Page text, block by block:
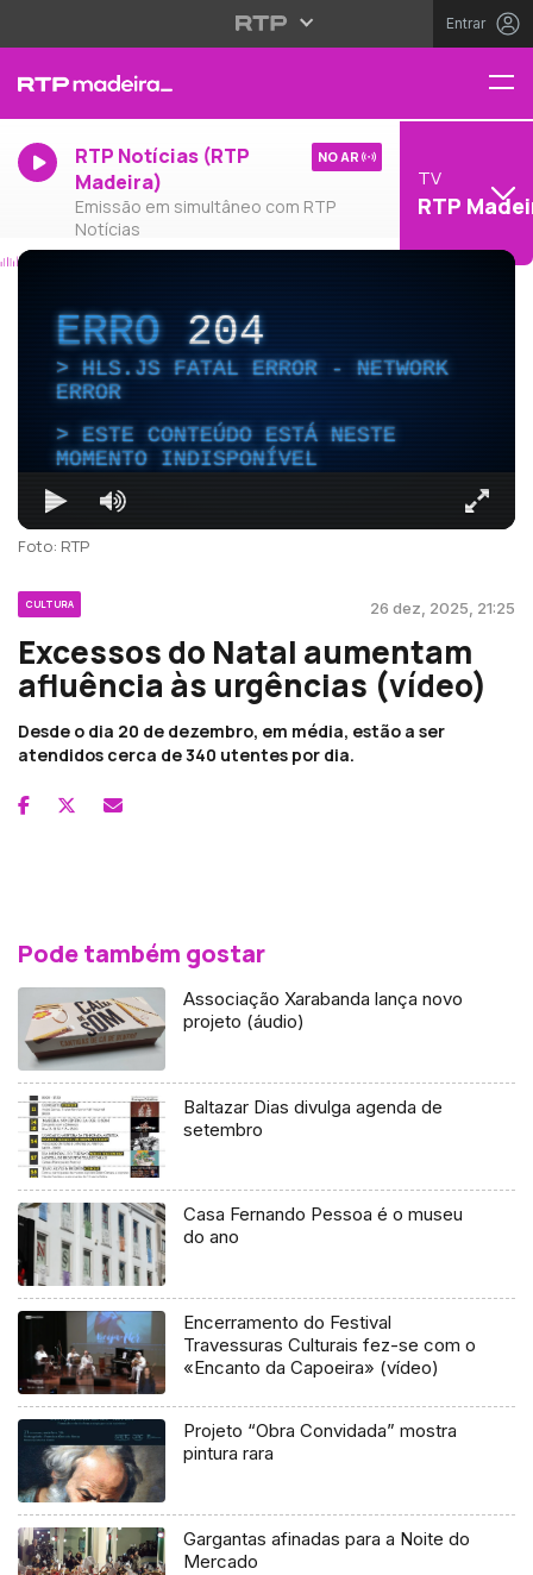
Entrar
RTP Notícias (RTP
Madeira)
Emissão em simultâneo com RTP
Notícias
NO AR
TV
RTP
ERRO204
HLS.JS FATAL ERROR - NETWORK
ERROR
ESTE CONTEÚDO ESTÁ NESTE
MOMENTO INDISPONÍVEL
Foto: RTP
CULTURA 26 dez, 2025, 21:25
Excessos do Natal aumentam
afluência às urgências (vídeo)
Desde o dia 20 de dezembro, em média, estão a ser
atendidos cerca de 340 utentes por dia.
Pode também gostar
Associação Xarabanda lança novo
projeto (áudio)
Baltazar Dias divulga agenda de
setembro
Casa Fernando Pessoa é o museu
do ano
Encerramento do Festival
Travessuras Culturais fez-se com o
«Encanto da Capoeira» (vídeo)
Projeto “Obra Convidada” mostra
pintura rara
Gargantas afinadas para a Noite do
Mercado